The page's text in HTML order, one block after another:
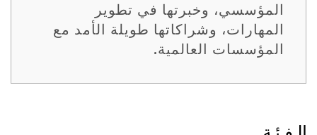
المؤسسي، وخبرتها في تطوير
المهارات، وشراكاتها طويلة الأمد مع
المؤسسات العالمية.